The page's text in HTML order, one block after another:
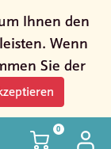
Ihnen den
Wenn
Sie der
0